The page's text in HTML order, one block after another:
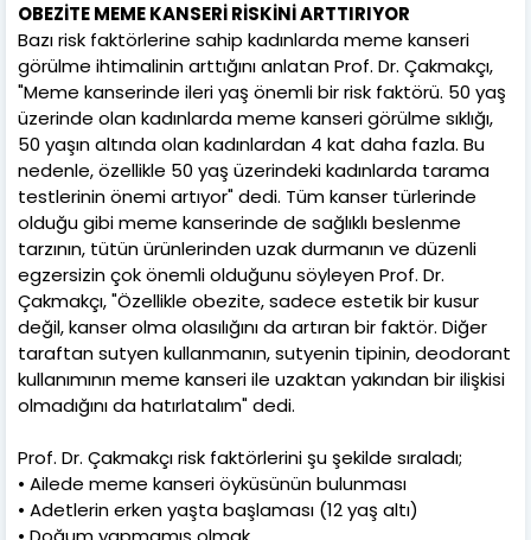
OBEZİTE MEME KANSERİ RİSKİNİ ARTTIRIYOR
Bazı risk faktörlerine sahip kadınlarda meme kanseri
görülme ihtimalinin arttığını anlatan Prof. Dr. Çakmakçı,
"Meme kanserinde ileri yaş önemli bir risk faktörü. 50 yaş
üzerinde olan kadınlarda meme kanseri görülme sıklığı,
50 yaşın altında olan kadınlardan 4 kat daha fazla. Bu
nedenle, özellikle 50 yaş üzerindeki kadınlarda tarama
testlerinin önemi artıyor" dedi. Tüm kanser türlerinde
olduğu gibi meme kanserinde de sağlıklı beslenme
tarzının, tütün ürünlerinden uzak durmanın ve düzenli
egzersizin çok önemli olduğunu söyleyen Prof. Dr.
Çakmakçı, "Özellikle obezite, sadece estetik bir kusur
değil, kanser olma olasılığını da artıran bir faktör. Diğer
taraftan sutyen kullanmanın, sutyenin tipinin, deodorant
kullanımının meme kanseri ile uzaktan yakından bir ilişkisi
olmadığını da hatırlatalım" dedi.
Prof. Dr. Çakmakçı risk faktörlerini şu şekilde sıraladı;
• Ailede meme kanseri öyküsünün bulunması
• Adetlerin erken yaşta başlaması (12 yaş altı)